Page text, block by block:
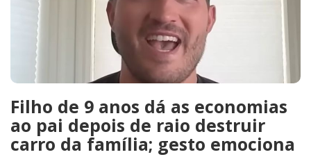
Filho de 9 anos dá as economias
ao pai depois de raio destruir
carro da família; gesto emociona